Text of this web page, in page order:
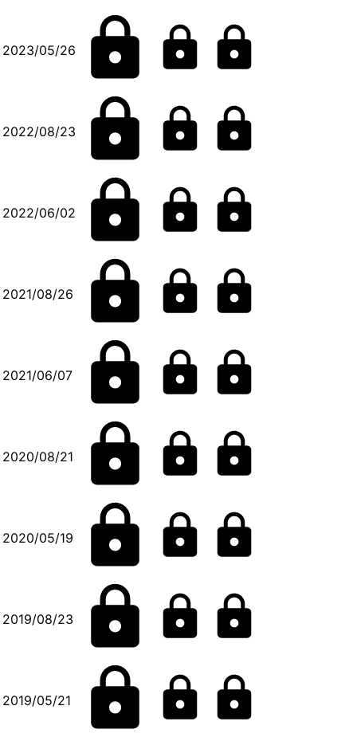
2023/05/26
2022/08/23
2022/06/02
2021/08/26
2021/06/07
2020/08/21
2020/05/19
2019/08/23
2019/05/21